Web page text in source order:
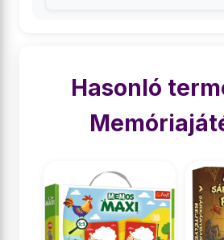
Hasonló